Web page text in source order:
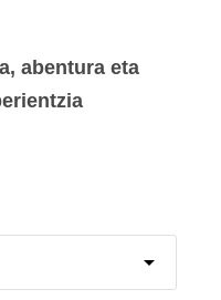
abentura eta